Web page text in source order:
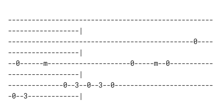
----------------------------------------------------
------------------|
-----------------------------------------------0----
------------------|
--0------m---------------------0-----m--0-----------
------------------|
--------------0--3--0--3--0-------------------------
-0--3-------------|